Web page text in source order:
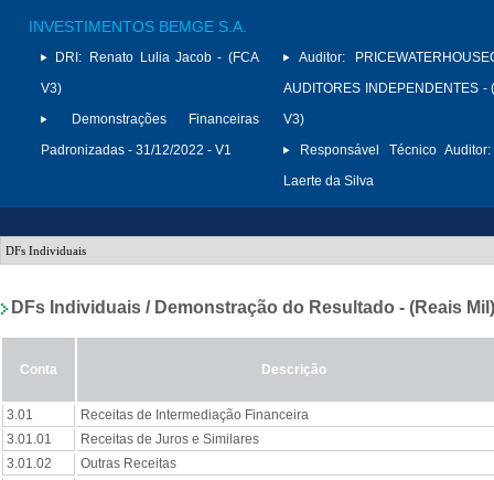
INVESTIMENTOS BEMGE S.A.
DRI:
Renato Lulia Jacob - (FCA
V3)
Demonstrações Financeiras
Padronizadas - 31/12/2022 - V1
Auditor:
AUDITORES INDEPENDENTES -
V3)
Responsável Técnico Auditor:
Laerte da Silva